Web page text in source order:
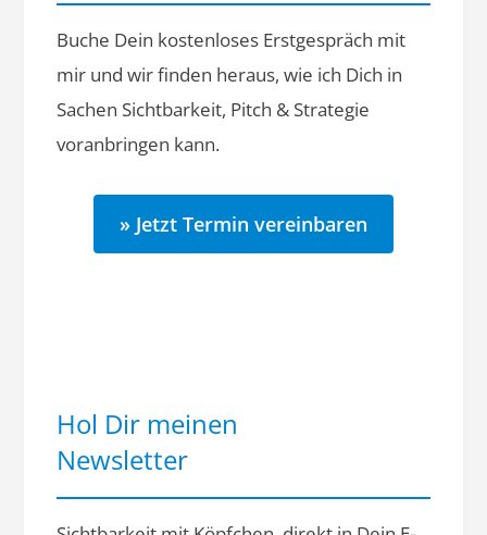
Buche Dein kostenloses Erstgespräch mit
mir und wir finden heraus, wie ich Dich in
Sachen Sichtbarkeit, Pitch & Strategie
voranbringen kann.
» Jetzt Termin vereinbaren
Hol Dir meinen
Newsletter